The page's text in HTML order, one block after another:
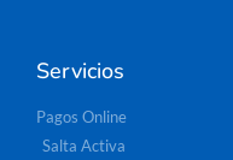
Servicios
Pagos Online
Salta Activa